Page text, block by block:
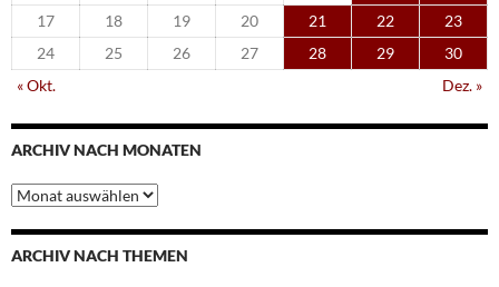
17
18 19 20 21 22
23
24
25 26 27 28 29
30
« Okt.
Dez. »
ARCHIV NACH MONATEN
Archiv
nach
Monaten
ARCHIV NACH THEMEN